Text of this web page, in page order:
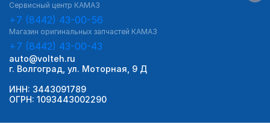
Сервисный центр КАМАЗ
+7 (8442) 43-00-56
Магазин оригинальных запчастей КАМАЗ
+7 (8442) 43-00-43
auto@volteh.ru
г. Волгоград, ул. Моторная, 9 Д
ИНН: 3443091789
ОГРН: 1093443002290